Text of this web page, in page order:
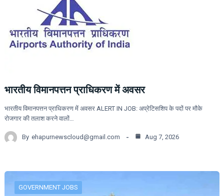
भारतीय विमानपत्तन प्राधिकरण में अवसर
भारतीय विमानपत्तन प्राधिकरण में अवसर ALERT IN JOB: अप्रेटिसशिप के पदों पर मौके
रोजगार की तलाश करने वालों…
By ehapurnewscloud@gmail.com Aug 7, 2026
GOVERNMENT JOBS